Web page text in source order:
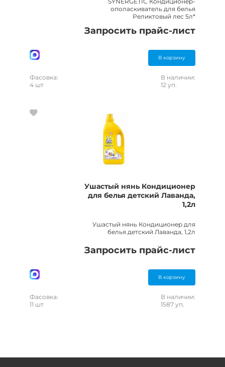
ополаскиватель для белья
Реликтовый лес 5л*
Запросить прайс-лист
В корзину
Фасовка:
4 шт
В наличии:
12 уп.
Ушастый нянь Кондиционер
для белья детский Лаванда,
1,2л
Ушастый нянь Кондиционер для
белья детский Лаванда, 1,2л
Запросить прайс-лист
В корзину
Фасовка:
11 шт
В наличии:
1587 уп.